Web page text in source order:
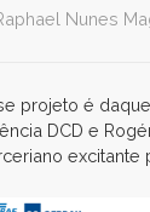
Nunes
projeto é
DCD e
excitante